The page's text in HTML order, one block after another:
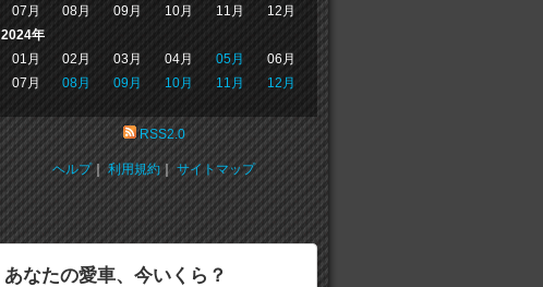
07月
08月 09月 10月 11月
12月
2024年
01月
02月 03月 04月 05月
06月
07月
08月 09月 10月 11月 12月
RSS2.0
ヘルプ｜利用規約｜サイトマップ
あなたの愛車、今いくら？